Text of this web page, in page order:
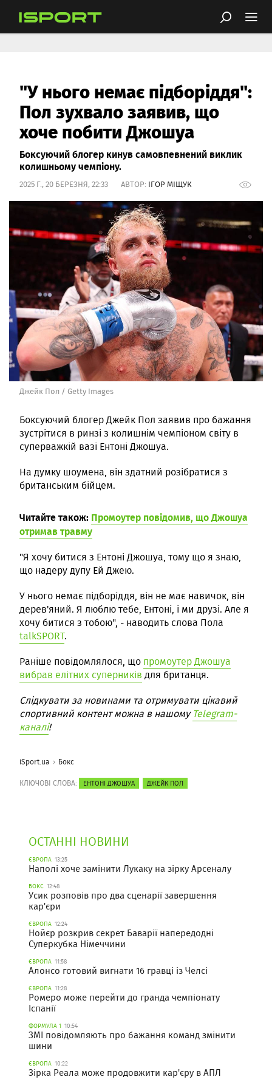
"У нього немає підборіддя":
Пол зухвало заявив, що
хоче побити Джошуа
Боксуючий блогер кинув самовпевнений виклик
колишньому чемпіону.
2025 Г., 20 БЕРЕЗНЯ, 22:33 АВТОР: ІГОР МІЩУК
Джейк Пол / Getty Images
Боксуючий блогер Джейк Пол заявив про бажання
зустрітися в ринзі з колишнім чемпіоном світу в
суперважкій вазі Ентоні Джошуа.
На думку шоумена, він здатний розібратися з
британським бійцем.
Читайте також: Промоутер повідомив, що Джошуа
отримав травму
"Я хочу битися з Ентоні Джошуа, тому що я знаю,
що надеру дупу Ей Джею.
У нього немає підборіддя, він не має навичок, він
дерев'яний. Я люблю тебе, Ентоні, і ми друзі. Але я
хочу битися з тобою", - наводить слова Пола
talkSPORT.
Раніше повідомлялося, що промоутер Джошуа
вибрав елітних суперників для британця.
Слідкувати за новинами та отримувати цікавий
спортивний контент можна в нашомуTelegram-
каналі!
iSport.ua Бокс
КЛЮЧОВІ СЛОВА: ЕНТОНІ ДЖОШУА ДЖЕЙК ПОЛ
ОСТАННІ НОВИНИ
ЄВРОПА 13:25
Наполі хоче замінити Лукаку на зірку Арсеналу
БОКС 12:48
Усик розповів про два сценарії завершення
кар'єри
ЄВРОПА 12:24
Нойєр розкрив секрет Баварії напередодні
Суперкубка Німеччини
ЄВРОПА 11:58
Алонсо готовий вигнати 16 гравці із Челсі
ЄВРОПА 11:28
Ромеро може перейти до гранда чемпіонату
Іспанії
ФОРМУЛА 1 10:54
ЗМІ повідомляють про бажання команд змінити
шини
ЄВРОПА 10:22
Зірка Реала може продовжити кар'єру в АПЛ